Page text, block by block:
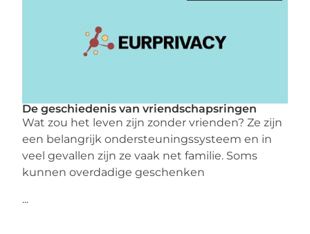
De geschiedenis van vriendschapsringen
Wat zou het leven zijn zonder vrienden? Ze zijn
een belangrijk ondersteuningssysteem en in
veel gevallen zijn ze vaak net familie. Soms
kunnen overdadige geschenken
...